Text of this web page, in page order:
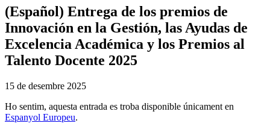
(Español) Entrega de los premios de
Innovación en la Gestión, las Ayudas de
Excelencia Académica y los Premios al
Talento Docente 2025
15 de desembre 2025
Ho sentim, aquesta entrada es troba disponible únicament en
Espanyol Europeu.